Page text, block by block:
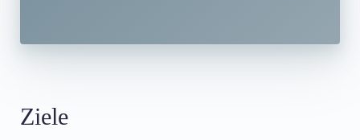
Ziele